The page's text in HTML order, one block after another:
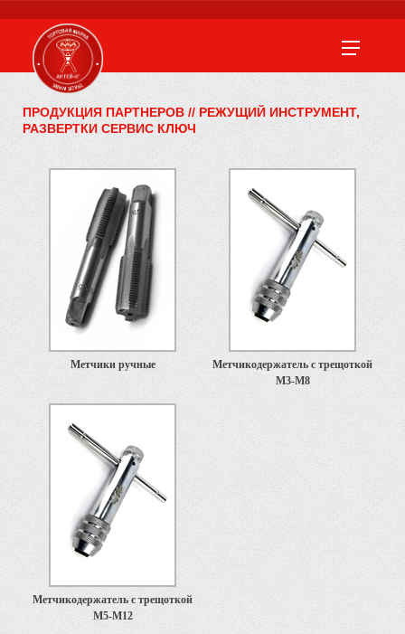
ПРОДУКЦИЯ ПАРТНЕРОВ // РЕЖУЩИЙ ИНСТРУМЕНТ,
РАЗВЕРТКИ СЕРВИС КЛЮЧ
Метчики ручные
Метчикодержатель с трещоткой
М3-М8
Метчикодержатель с трещоткой
М5-М12